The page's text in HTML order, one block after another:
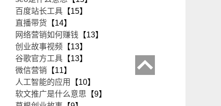
百度站长工具 【15】
直播带货 【14】
网络营销如何赚钱 【13】
创业故事视频 【13】
谷歌官方工具 【13】
微信营销 【11】
人工智能的应用
【10】
软文推广是什么意思 【9】